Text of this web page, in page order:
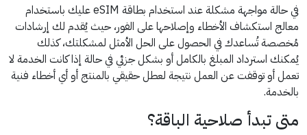
في حالة مواجهة مشكلة عند استخدام بطاقة eSIM عليك باستخدام
معالج استكشاف الأخطاء وإصلاحها على الفور، حيث يُقدم لك إرشادات
مُخصصة تُساعدك في الحصول على الحل الأمثل لمشكلتك، كذلك
يُمكنك استرداد المبلغ بالكامل أو بشكل جزئي في حالة إذا كانت الخدمة لا
تعمل أو توقفت عن العمل نتيجة لعطل حقيقي بالمنتج أو أي أخطاء فنية
بالخدمة.
متى تبدأ صلاحية الباقة؟